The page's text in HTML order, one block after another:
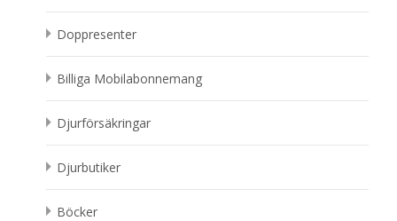
Doppresenter
Billiga Mobilabonnemang
Djurförsäkringar
Djurbutiker
Böcker